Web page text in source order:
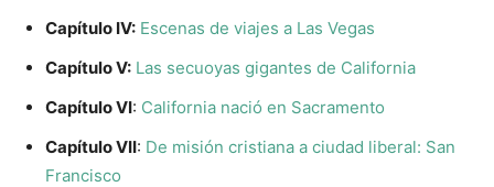
Capítulo IV: Escenas de viajes a Las Vegas
Capítulo V: Las secuoyas gigantes de California
Capítulo VI: California nació en Sacramento
Capítulo VII: De misión cristiana a ciudad liberal: San
Francisco